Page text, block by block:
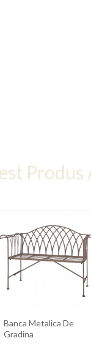
Produs
Banca Metalica De
Gradina